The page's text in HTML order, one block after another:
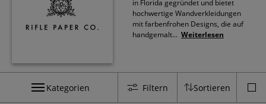
in Florida gegründet und bietet
hochwertige Wandverkleidungen
mit farbenfrohen Designs, die auf
handgemalt... Weiterlesen
Kategorien Filtern Sortieren